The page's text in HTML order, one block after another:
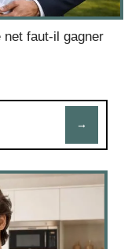
net faut-il gagner